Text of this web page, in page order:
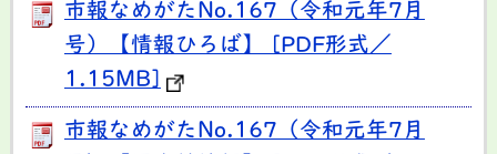
市報なめがたNo.167（令和元年7月
号）【情報ひろば】 [PDF形式／
1.15MB]
市報なめがたNo.167（令和元年7月